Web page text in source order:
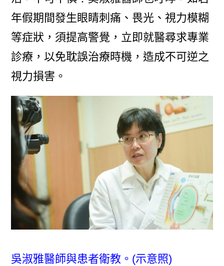
年假期間發生眼睛刺痛、畏光、視力模糊
等症狀，須提高警覺，立即就醫尋求專業
診療，以免耽誤治療時機，造成不可逆之
視力損害。
吳淑雅醫師與患者衛教。(示意照)